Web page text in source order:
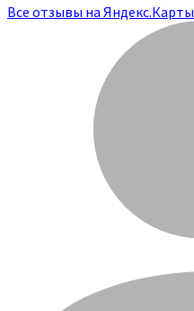
Все отзывы на Яндекс.Карты